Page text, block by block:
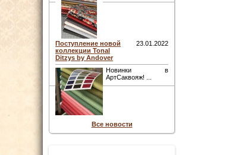
Поступление новой
коллекции Tonal
Ditzys by Andover
23.01.2022
Новинки в
АртСаквояж! ...
Все новости